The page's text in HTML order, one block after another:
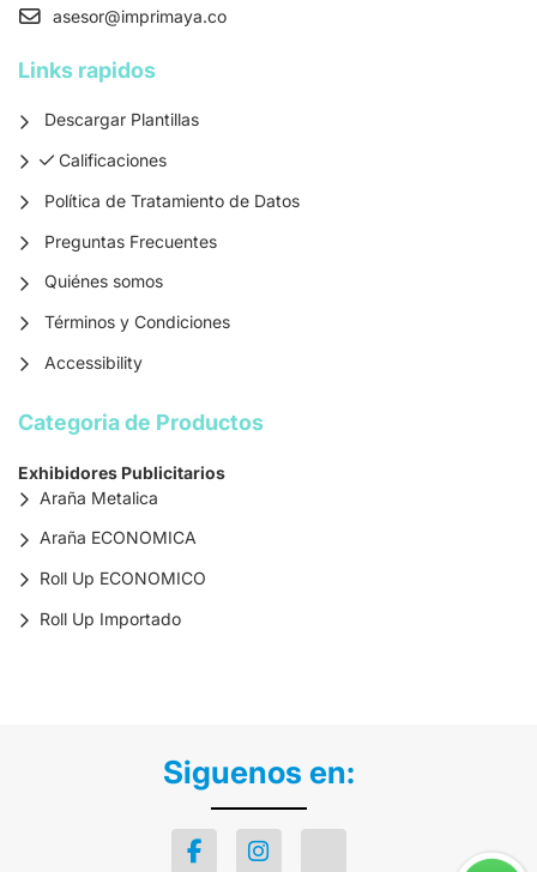
asesor@imprimaya.co
Links rapidos
Descargar Plantillas
Calificaciones
Calificaciones
Política de Tratamiento de Datos
Preguntas Frecuentes
Quiénes somos
Términos y Condiciones
Accessibility
Categoria de Productos
Exhibidores Publicitarios
Araña Metalica
Araña ECONOMICA
Roll Up ECONOMICO
Roll Up Importado
Siguenos en: